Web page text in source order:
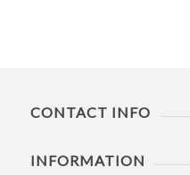
CONTACT INFO
INFORMATION